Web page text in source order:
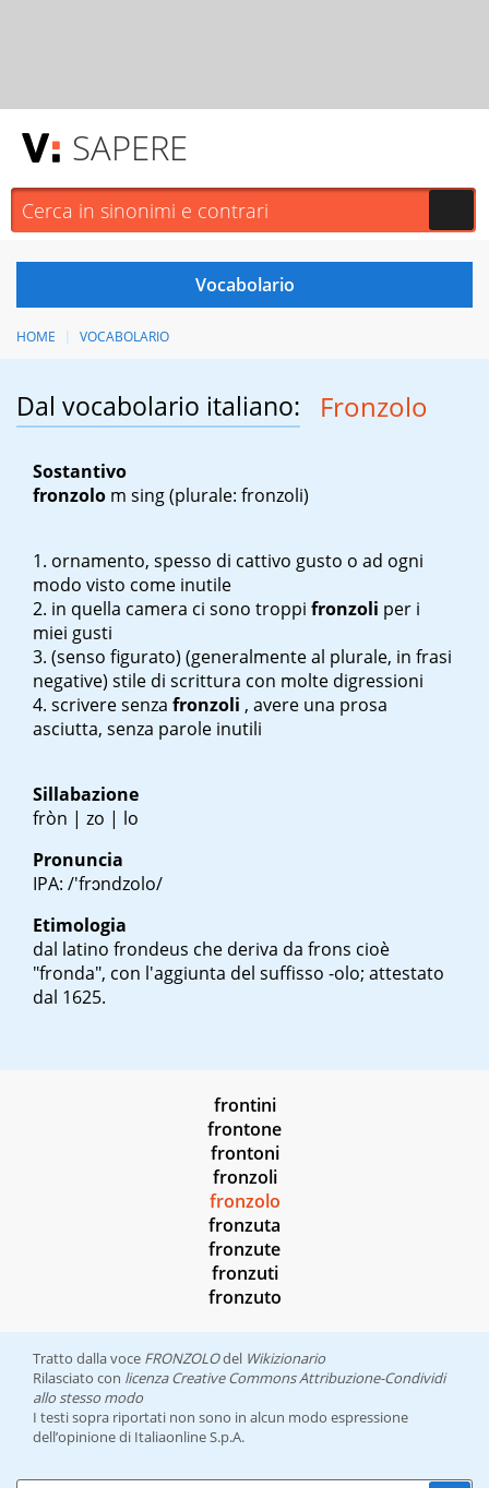
SAPERE
HOME VOCABOLARIO
Dal vocabolario italiano: Fronzolo
Sostantivo
fronzolo m sing(plurale: fronzoli)
ornamento, spesso di cattivo gusto o ad ogni
modo visto come inutile
in quella camera ci sono troppi fronzoli per i
miei gusti
(senso figurato) (generalmente al plurale, in frasi
negative) stile di scrittura con molte digressioni
scrivere senza fronzoli , avere una prosa
asciutta, senza parole inutili
Sillabazione
fròn | zo | lo
Pronuncia
IPA: /'frɔndzolo/
Etimologia
dal latino frondeus che deriva da frons cioè
"fronda", con l'aggiunta del suffisso -olo; attestato
dal 1625.
frontini
frontone
frontoni
fronzoli
fronzolo
fronzuta
fronzute
fronzuti
fronzuto
Tratto dalla voce FRONZOLOdel Wikizionario
Rilasciato con licenza Creative Commons Attribuzione-Condividi
allo stesso modo
I testi sopra riportati non sono in alcun modo espressione
dell’opinione di Italiaonline S.p.A.